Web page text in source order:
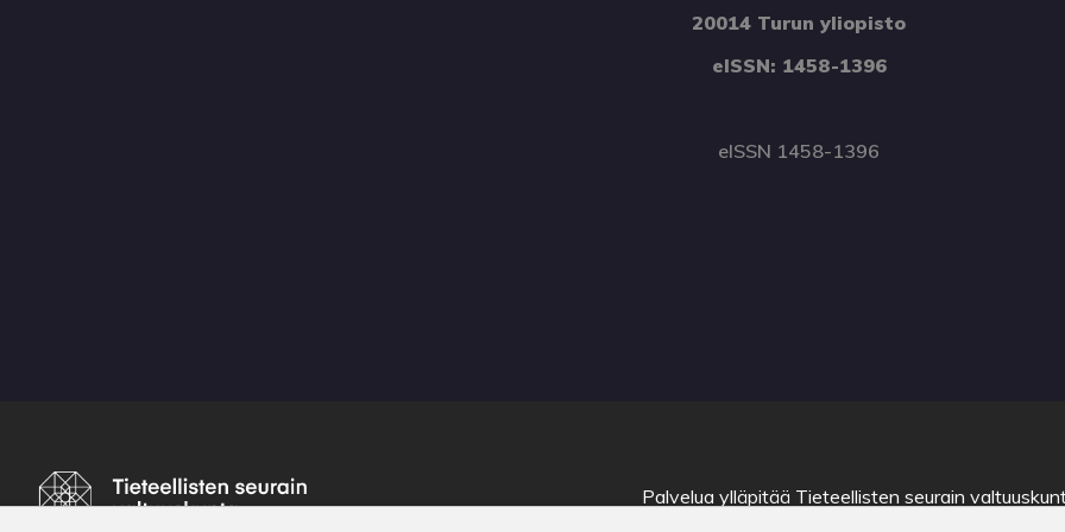
20014 Turun yliopisto
eISSN: 1458-1396
eISSN 1458-1396
Palvelua ylläpitää Tieteellisten seurain